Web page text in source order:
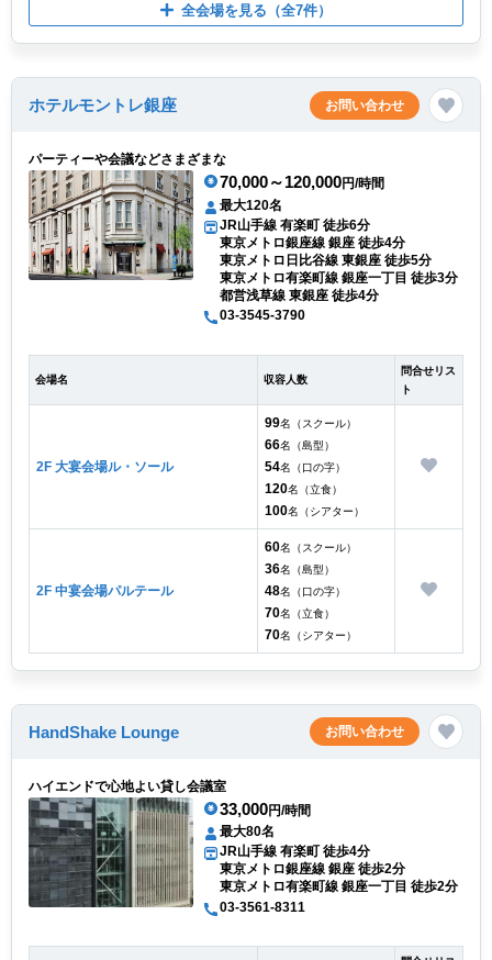
全会場を見る （全7件）
ホテルモントレ銀座 お問い合わせ
パーティーや会議などさまざまな
70,000～120,000円/時間
最大120名
JR山手線 有楽町 徒歩6分
東京メトロ銀座線 銀座 徒歩4分
東京メトロ日比谷線 東銀座 徒歩5分
東京メトロ有楽町線 銀座一丁目 徒歩3分
都営浅草線 東銀座 徒歩4分
03-3545-3790
会場名 収容人数
問合せリス
ト
2F 大宴会場ル・ソール
99名（スクール）
66名（島型）
54名（口の字）
120名（立食）
100名（シアター）
2F 中宴会場パルテール
60名（スクール）
36名（島型）
48名（口の字）
70名（立食）
70名（シアター）
HandShake Lounge お問い合わせ
ハイエンドで心地よい貸し会議室
33,000円/時間
最大80名
JR山手線 有楽町 徒歩4分
東京メトロ銀座線 銀座 徒歩2分
東京メトロ有楽町線 銀座一丁目 徒歩2分
03-3561-8311